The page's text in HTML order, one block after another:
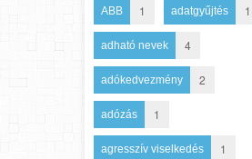
ABB 1 adatgyűjtés 1
adható nevek 4
adókedvezmény 2
adózás 1
agresszív viselkedés 1